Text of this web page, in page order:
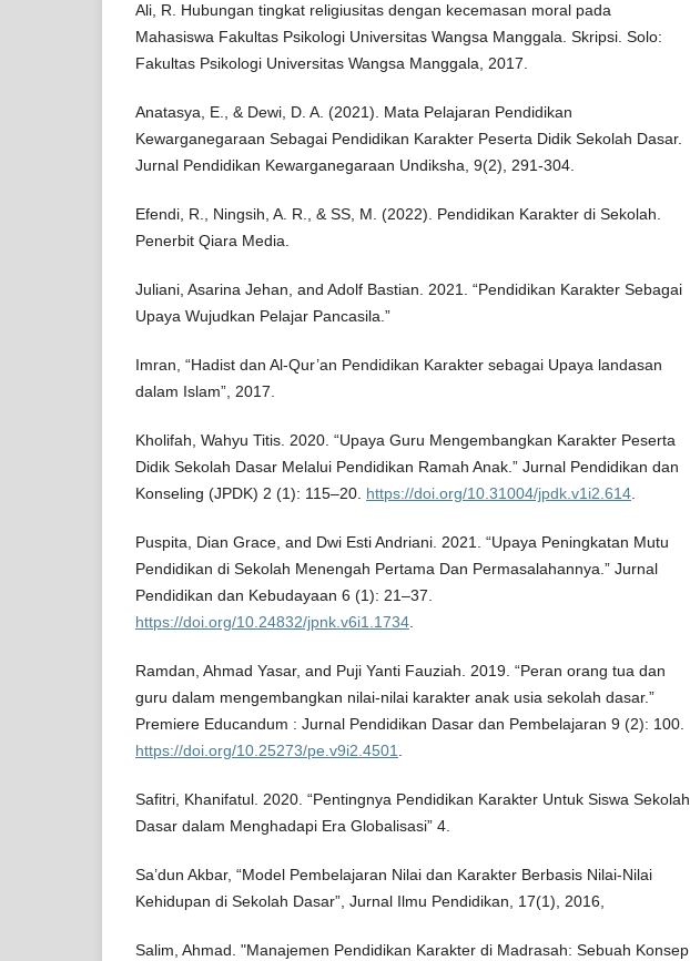
Ali, R. Hubungan tingkat religiusitas dengan kecemasan moral pada
Mahasiswa Fakultas Psikologi Universitas Wangsa Manggala. Skripsi. Solo:
Fakultas Psikologi Universitas Wangsa Manggala, 2017.
Anatasya, E., & Dewi, D. A. (2021). Mata Pelajaran Pendidikan
Kewarganegaraan Sebagai Pendidikan Karakter Peserta Didik Sekolah Dasar.
Jurnal Pendidikan Kewarganegaraan Undiksha, 9(2), 291-304.
Efendi, R., Ningsih, A. R., & SS, M. (2022). Pendidikan Karakter di Sekolah.
Penerbit Qiara Media.
Juliani, Asarina Jehan, and Adolf Bastian. 2021. “Pendidikan Karakter Sebagai
Upaya Wujudkan Pelajar Pancasila.”
Imran, “Hadist dan Al-Qur’an Pendidikan Karakter sebagai Upaya landasan
dalam Islam”, 2017.
Kholifah, Wahyu Titis. 2020. “Upaya Guru Mengembangkan Karakter Peserta
Didik Sekolah Dasar Melalui Pendidikan Ramah Anak.” Jurnal Pendidikan dan
Konseling (JPDK) 2 (1): 115–20. https://doi.org/10.31004/jpdk.v1i2.614
Puspita, Dian Grace, and Dwi Esti Andriani. 2021. “Upaya Peningkatan Mutu
Pendidikan di Sekolah Menengah Pertama Dan Permasalahannya.” Jurnal
Pendidikan dan Kebudayaan 6 (1): 21–37.
https://doi.org/10.24832/jpnk.v6i1.1734
Ramdan, Ahmad Yasar, and Puji Yanti Fauziah. 2019. “Peran orang tua dan
guru dalam mengembangkan nilai-nilai karakter anak usia sekolah dasar.”
Premiere Educandum : Jurnal Pendidikan Dasar dan Pembelajaran 9 (2): 100.
https://doi.org/10.25273/pe.v9i2.4501
Safitri, Khanifatul. 2020. “Pentingnya Pendidikan Karakter Untuk Siswa Sekolah
Dasar dalam Menghadapi Era Globalisasi” 4.
Sa’dun Akbar, “Model Pembelajaran Nilai dan Karakter Berbasis Nilai-Nilai
Kehidupan di Sekolah Dasar”, Jurnal Ilmu Pendidikan, 17(1), 2016,
Salim, Ahmad. "Manajemen Pendidikan Karakter di Madrasah: Sebuah Konsep